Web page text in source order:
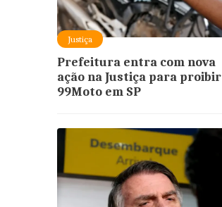
Justiça
Prefeitura entra com nova
ação na Justiça para proibir
99Moto em SP